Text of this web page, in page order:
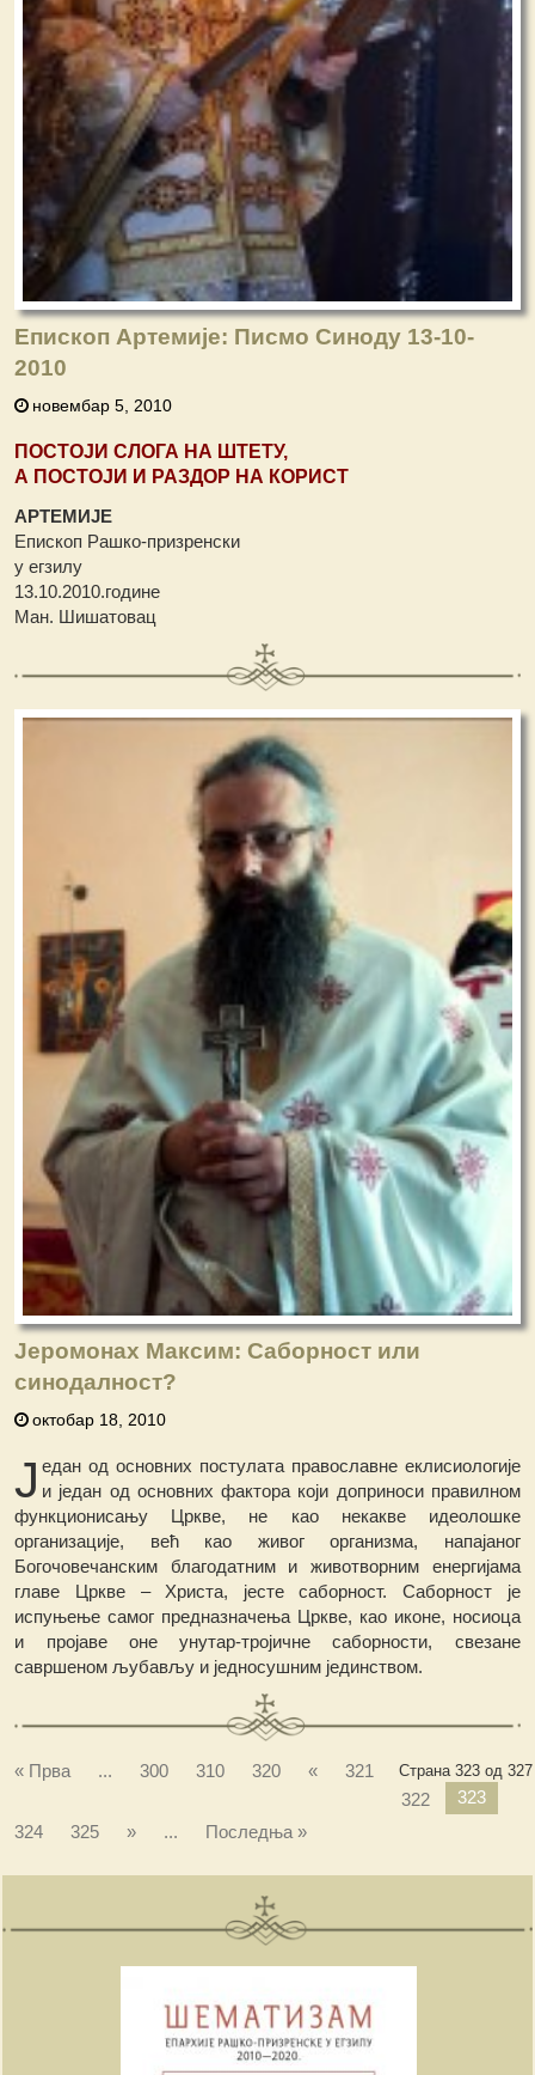
Епископ Артемије: Писмо Синоду 13-10-
2010
новембар 5, 2010
ПОСТОЈИ СЛОГА НА ШТЕТУ,
А ПОСТОЈИ И РАЗДОР НА КОРИСТ
АРТЕМИЈЕ
Епископ Рашко-призренски
у егзилу
13.10.2010.године
Ман. Шишатовац
Јеромонах Максим: Саборност или
синодалност?
октобар 18, 2010
Ј едан од основних постулата православне еклисиологије
и један од основних фактора који доприноси правилном
функционисању Цркве, не као некакве идеолошке
организације, већ као живог организма, напајаног
Богочовечанским благодатним и животворним енергијама
главе Цркве – Христа, јесте саборност. Саборност је
испуњење самог предназначења Цркве, као иконе, носиоца
и пројаве оне унутар-тројичне саборности, свезане
савршеном љубављу и једносушним јединством.
Страна 323 од 327
« Прва ... 300 310 320 «
321
322
323
324
325 » ... Последња »